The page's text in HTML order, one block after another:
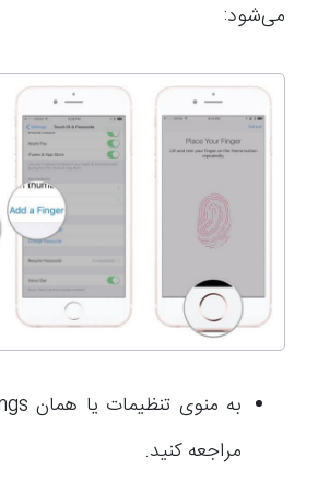
می‌شود:
مراجعه کنید.